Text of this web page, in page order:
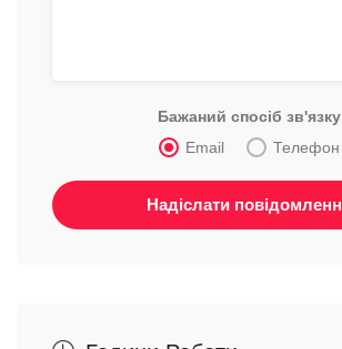
Бажаний спосіб зв'язку
Email
Телефон